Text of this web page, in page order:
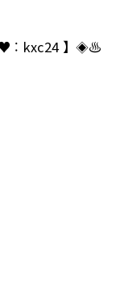
: kxc24 】◈♨️